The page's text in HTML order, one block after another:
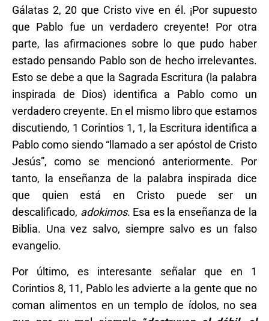
Gálatas 2, 20 que Cristo vive en él. ¡Por supuesto
que Pablo fue un verdadero creyente! Por otra
parte, las afirmaciones sobre lo que pudo haber
estado pensando Pablo son de hecho irrelevantes.
Esto se debe a que la Sagrada Escritura (la palabra
inspirada de Dios) identifica a Pablo como un
verdadero creyente. En el mismo libro que estamos
discutiendo, 1 Corintios 1, 1, la Escritura identifica a
Pablo como siendo “llamado a ser apóstol de Cristo
Jesús”, como se mencionó anteriormente. Por
tanto, la enseñanza de la palabra inspirada dice
que quien está en Cristo puede ser un
descalificado, adokimos. Esa es la enseñanza de la
Biblia. Una vez salvo, siempre salvo es un falso
evangelio.
Por último, es interesante señalar que en 1
Corintios 8, 11, Pablo les advierte a la gente que no
coman alimentos en un templo de ídolos, no sea